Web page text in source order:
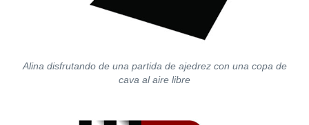
Alina disfrutando de una partida de ajedrez con una copa de
cava al aire libre